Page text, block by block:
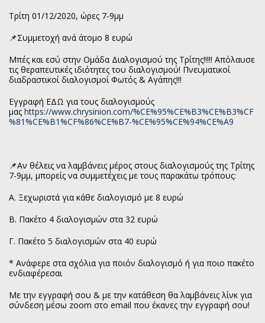
Τρίτη 01/12/2020, ώρες 7-9μμ
📌Συμμετοχή ανά άτομο 8 ευρώ
Μπές και εσύ στην Ομάδα Διαλογισμού της Τρίτης!!!!! Απόλαυσε
τις θεραπευτικές ιδιότητες του διαλογισμού! Πνευματικοί
διαδραστικοί διαλογισμοί Φωτός & Αγάπης!!!
Εγγραφή ΕΔΩ για τους διαλογισμούς
μας https://www.chrysinion.com/%CE%95%CE%B3%CE%B3%CF
%81%CE%B1%CF%86%CE%B7-%CE%95%CE%94%CE%A9
📌Αν θέλεις να λαμβάνεις μέρος στους διαλογισμούς της Τρίτης
7-9μμ, μπορείς να συμμετέχεις με τους παρακάτω τρόπους:
Α. Ξεχωριστά για κάθε διαλογισμό με 8 ευρώ
Β. Πακέτο 4 διαλογισμών στα 32 ευρώ
Γ. Πακέτο 5 διαλογισμών στα 40 ευρώ
* Ανάφερε στα σχόλια για ποιόν διαλογισμό ή για ποιο πακέτο
ενδιαφέρεσαι
Με την εγγραφή σου & με την κατάθεση θα λαμβάνεις λίνκ για
σύνδεση μέσω zoom στο email που έκανες την εγγραφή σου!